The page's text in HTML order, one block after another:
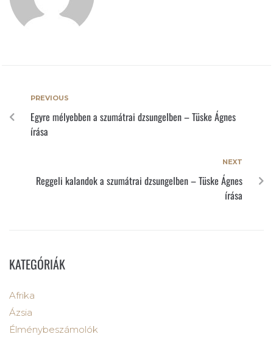
PREVIOUS
Egyre mélyebben a szumátrai dzsungelben – Tüske Ágnes
írása
NEXT
Reggeli kalandok a szumátrai dzsungelben – Tüske Ágnes
írása
KATEGÓRIÁK
Afrika
Ázsia
Élménybeszámolók